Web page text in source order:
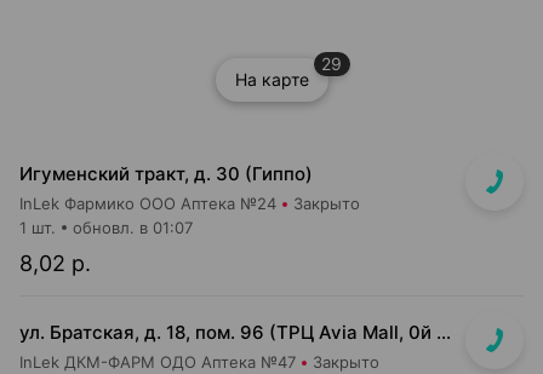
На карте
29
Игуменский тракт, д. 30 (Гиппо)
InLek Фармико ООО Аптека №24 Закрыто
8,02 р.
1 шт. обновл. в 01:07
ул. Братская, д. 18, пом. 96 (ТРЦ Avia Mall, 0й этаж рядом с гипермаркетом Green)
InLek ДКМ-ФАРМ ОДО Аптека №47 Закрыто